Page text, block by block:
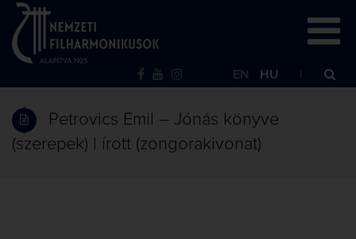
EN HU
Petrovics Emil – Jónás könyve
(szerepek) | írott (zongorakivonat)